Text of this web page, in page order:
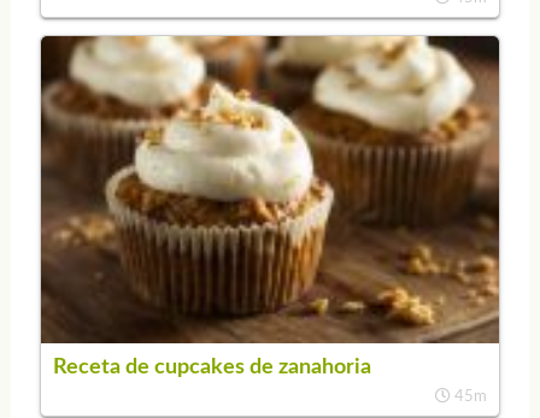
Receta de cupcakes de zanahoria
45m